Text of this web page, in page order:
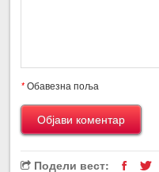
*Обавезна поља
Подели вест: